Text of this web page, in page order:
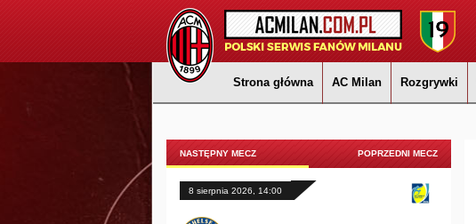
Strona główna AC Milan Rozgrywki
NASTĘPNY MECZ POPRZEDNI MECZ
8 sierpnia 2026, 14:00